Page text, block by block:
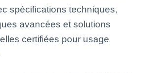
spécifications techniques,
avancées et solutions
certifiées pour usage